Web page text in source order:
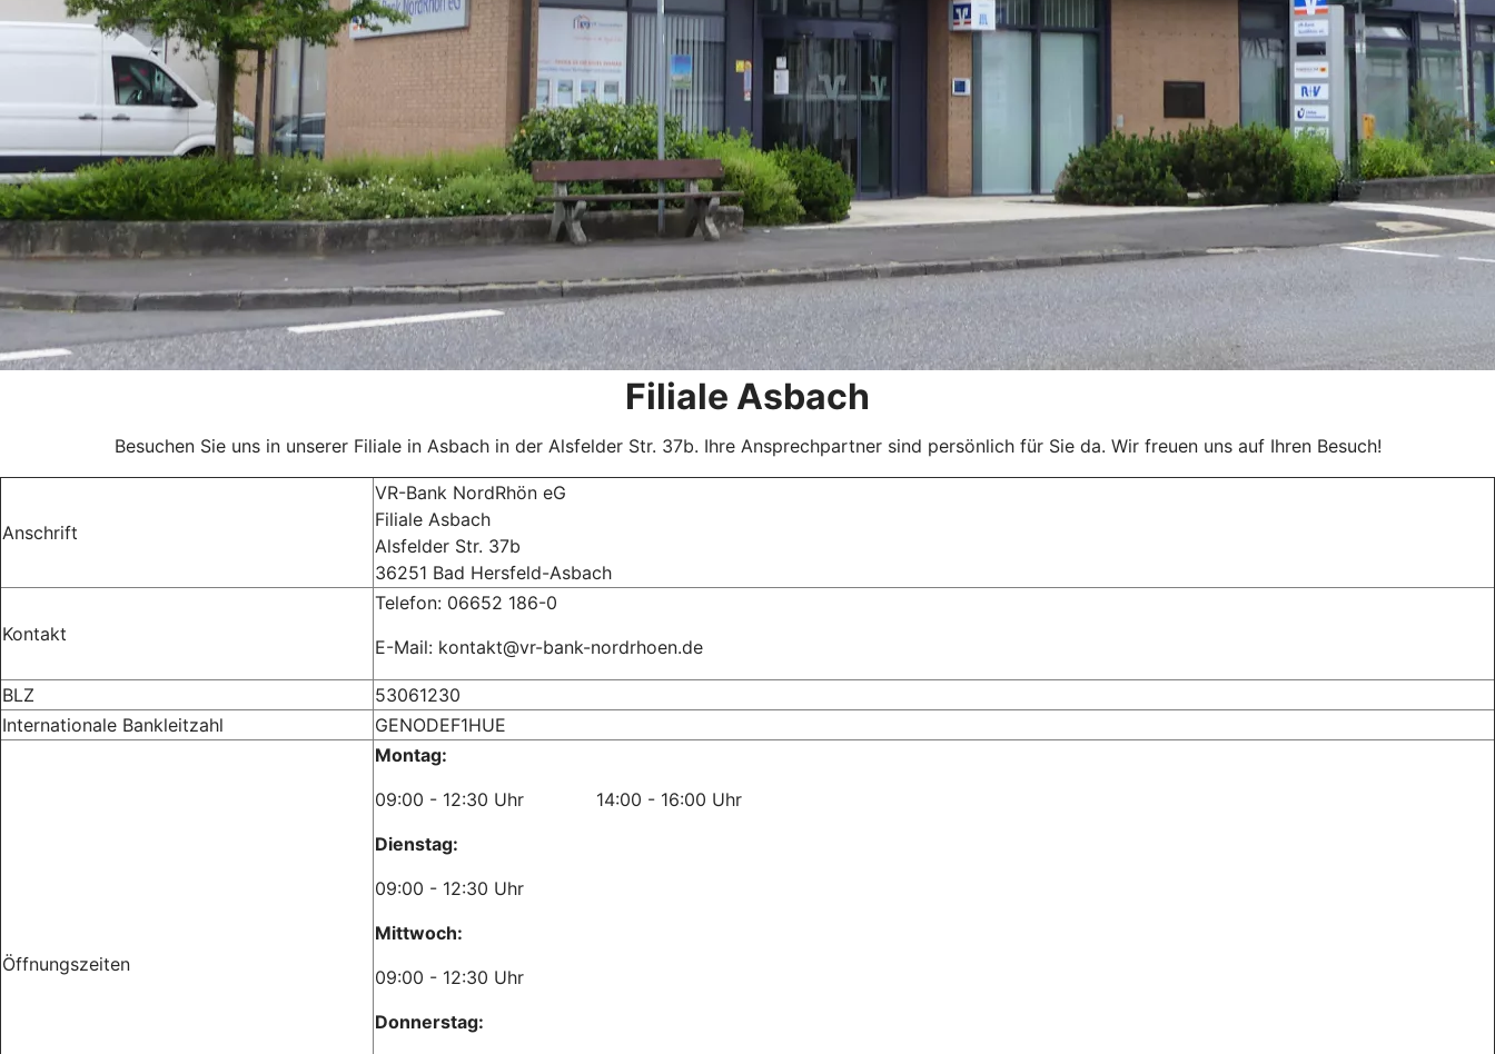
Filiale Asbach
Besuchen Sie uns in unserer Filiale in Asbach in der Alsfelder Str. 37b. Ihre Ansprechpartner sind persönlich für Sie da. Wir freuen uns auf Ihren Besuch!
Anschrift
VR-Bank NordRhön eG
Filiale Asbach
Alsfelder Str. 37b
36251 Bad Hersfeld-Asbach
Kontakt
Telefon: 06652 186-0
E-Mail: kontakt@vr-bank-nordrhoen.de
BLZ
53061230
Internationale Bankleitzahl
GENODEF1HUE
Öffnungszeiten
Montag:
09:00 - 12:30 Uhr 14:00 - 16:00 Uhr
Dienstag:
09:00 - 12:30 Uhr
Mittwoch:
09:00 - 12:30 Uhr
Donnerstag: